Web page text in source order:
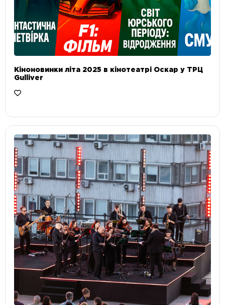
Кіноновинки літа 2025 в кінотеатрі Оскар у ТРЦ
Gulliver